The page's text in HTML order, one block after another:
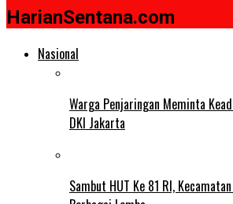
HarianSentana.com
Nasional
Warga Penjaringan Meminta
DKI Jakarta
Sambut HUT Ke 81 RI,